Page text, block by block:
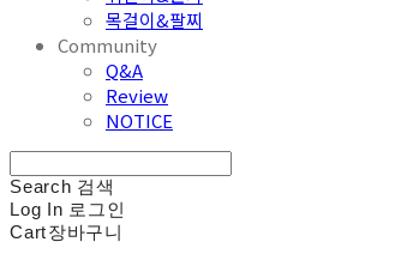
목걸이&팔찌
Community
Q&A
Review
NOTICE
Search 검색
Log In 로그인
Cart장바구니